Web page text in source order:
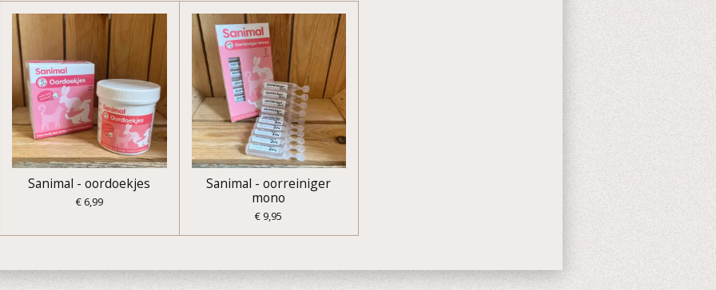
Sanimal - oordoekjes
€ 6,99
Sanimal - oorreiniger
mono
€ 9,95